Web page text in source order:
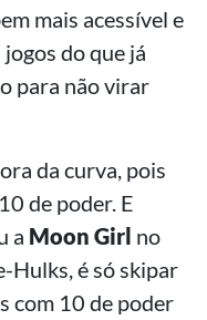
mais acessível e
do que já
para não virar
da curva, pois
de poder. E
a Moon Girl no
Hulks, é só skipar
com 10 de poder